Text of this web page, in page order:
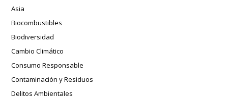
Asia
Biocombustibles
Biodiversidad
Cambio Climático
Consumo Responsable
Contaminación y Residuos
Delitos Ambientales